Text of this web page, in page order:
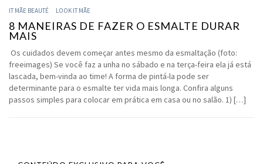
IT MÃE BEAUTÉ LOOK IT MÃE
8 MANEIRAS DE FAZER O ESMALTE DURAR
MAIS
Os cuidados devem começar antes mesmo da esmaltação (foto:
freeimages) Se você faz a unha no sábado e na terça-feira ela já está
lascada, bem-vinda ao time! A forma de pintá-la pode ser
determinante para o esmalte ter vida mais longa. Confira alguns
passos simples para colocar em prática em casa ou no salão. 1) […]